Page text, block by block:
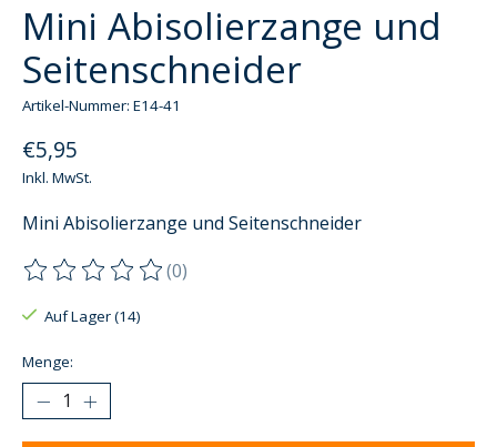
Mini Abisolierzange und
Seitenschneider
Artikel-Nummer: E14-41
€5,95
Inkl. MwSt.
Mini Abisolierzange und Seitenschneider
Die Bewertung dieses Produkts ist
(0)
Auf Lager (14)
Menge: